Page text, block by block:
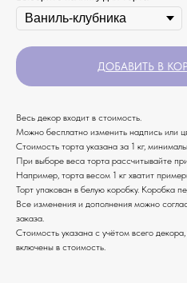
ДОБАВИТЬ В
Весь декор входит в стоимость.
Можно бесплатно изменить надпись или
Стоимость торта указана за 1 кг,
При выборе веса торта рассчитывайте
Например, торта весом 1 кг хватит
Торт упакован в белую коробку. Коробка
Все изменения и дополнения можно
заказа.
Стоимость указана с учётом всего
включены в стоимость.